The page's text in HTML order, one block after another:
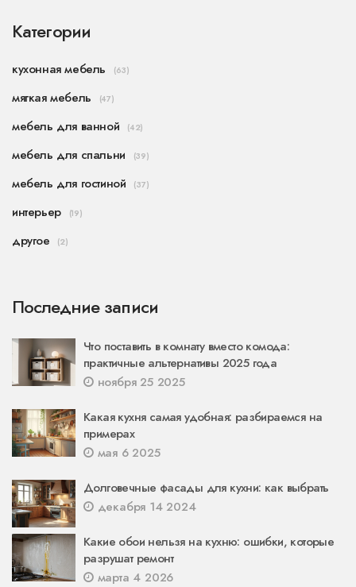
Категории
кухонная мебель (63)
мягкая мебель (47)
мебель для ванной (42)
мебель для спальни (39)
мебель для гостиной (37)
интерьер (19)
другое (2)
Последние записи
Что поставить в комнату вместо комода:
практичные альтернативы 2025 года
ноября 25 2025
Какая кухня самая удобная: разбираемся на
примерах
мая 6 2025
Долговечные фасады для кухни: как выбрать
декабря 14 2024
Какие обои нельзя на кухню: ошибки, которые
разрушат ремонт
марта 4 2026